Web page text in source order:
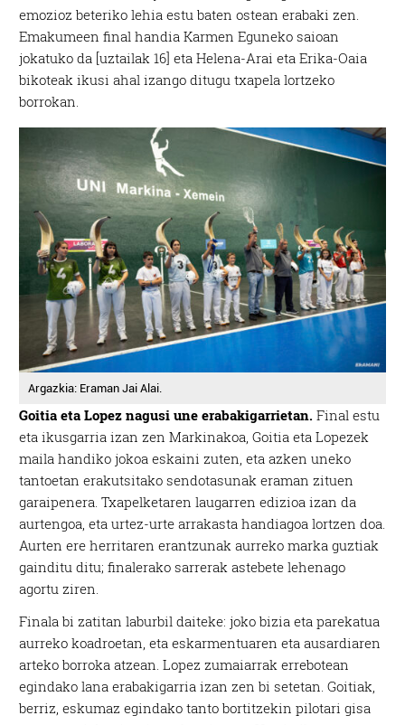
emozioz beteriko lehia estu baten ostean erabaki zen.
Emakumeen final handia Karmen Eguneko saioan
jokatuko da [uztailak 16] eta Helena-Arai eta Erika-Oaia
bikoteak ikusi ahal izango ditugu txapela lortzeko
borrokan.
Argazkia: Eraman Jai Alai.
Goitia eta Lopez nagusi une erabakigarrietan.Final estu
eta ikusgarria izan zen Markinakoa, Goitia eta Lopezek
maila handiko jokoa eskaini zuten, eta azken uneko
tantoetan erakutsitako sendotasunak eraman zituen
garaipenera. Txapelketaren laugarren edizioa izan da
aurtengoa, eta urtez-urte arrakasta handiagoa lortzen doa.
Aurten ere herritaren erantzunak aurreko marka guztiak
gainditu ditu; finalerako sarrerak astebete lehenago
agortu ziren.
Finala bi zatitan laburbil daiteke: joko bizia eta parekatua
aurreko koadroetan, eta eskarmentuaren eta ausardiaren
arteko borroka atzean. Lopez zumaiarrak errebotean
egindako lana erabakigarria izan zen bi setetan. Goitiak,
berriz, eskumaz egindako tanto bortitzekin pilotari gisa